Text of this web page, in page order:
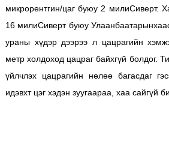
микрорентгин/цаг буюу 2 милиСиверт.
16 милиСиверт буюу
ураны хүдэр дээрээ л цацрагийн
метр холдоход цацраг байхгүй болдог.
үйлчлэх цацрагийн нөлөө багасдаг
идэвхт цэг хэдэн зуугаараа, хаа сайгүй